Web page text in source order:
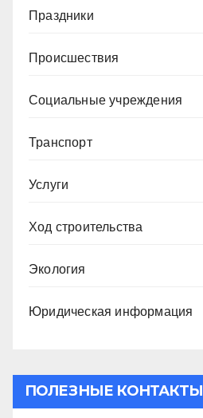
Праздники
Происшествия
Социальные учреждения
Транспорт
Услуги
Ход строительства
Экология
Юридическая информация
ПОЛЕЗНЫЕ КОНТАКТЫ